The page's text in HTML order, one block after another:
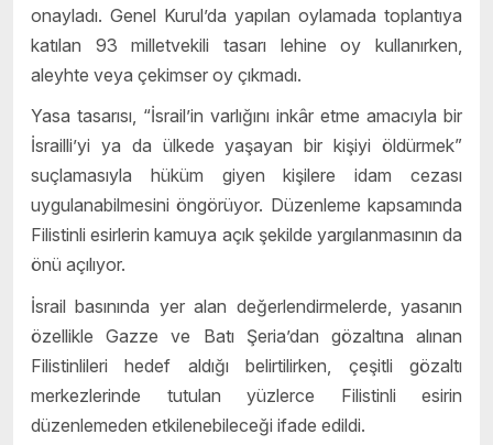
onayladı. Genel Kurul’da yapılan oylamada toplantıya
katılan 93 milletvekili tasarı lehine oy kullanırken,
aleyhte veya çekimser oy çıkmadı.
Yasa tasarısı, “İsrail’in varlığını inkâr etme amacıyla bir
İsrailli’yi ya da ülkede yaşayan bir kişiyi öldürmek”
suçlamasıyla hüküm giyen kişilere idam cezası
uygulanabilmesini öngörüyor. Düzenleme kapsamında
Filistinli esirlerin kamuya açık şekilde yargılanmasının da
önü açılıyor.
İsrail basınında yer alan değerlendirmelerde, yasanın
özellikle Gazze ve Batı Şeria’dan gözaltına alınan
Filistinlileri hedef aldığı belirtilirken, çeşitli gözaltı
merkezlerinde tutulan yüzlerce Filistinli esirin
düzenlemeden etkilenebileceği ifade edildi.